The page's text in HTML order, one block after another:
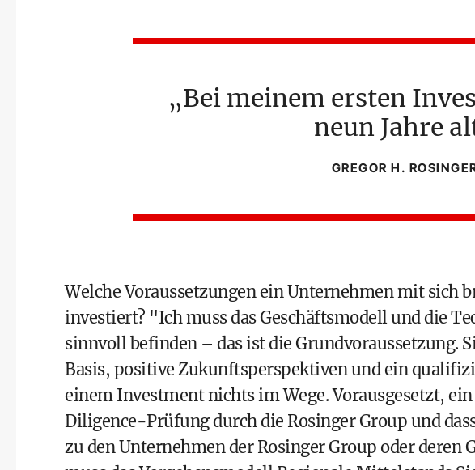
Bei meinem ersten
neun Jahre
GREGOR H.
Welche Voraussetzungen ein Unternehmen mit sich
investiert? "Ich muss das Geschäftsmodell und die
sinnvoll befinden – das ist die Grundvoraussetzung.
Basis, positive Zukunftsperspektiven und ein
einem Investment nichts im Wege. Vorausgesetzt,
Diligence-Prüfung durch die Rosinger Group und
zu den Unternehmen der Rosinger Group oder deren